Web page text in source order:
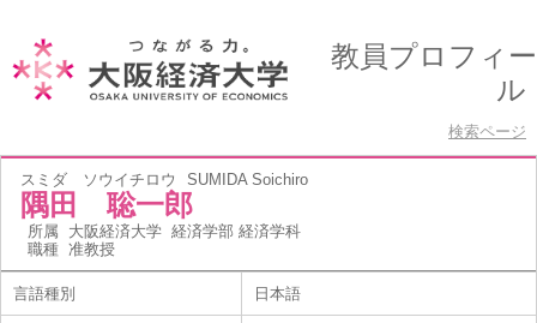
教員プロフィー
ル
検索ページ
スミダ ソウイチロウ SUMIDA Soichiro
隅田 聡一郎
所属 大阪経済大学 経済学部 経済学科
職種 准教授
言語種別 日本語